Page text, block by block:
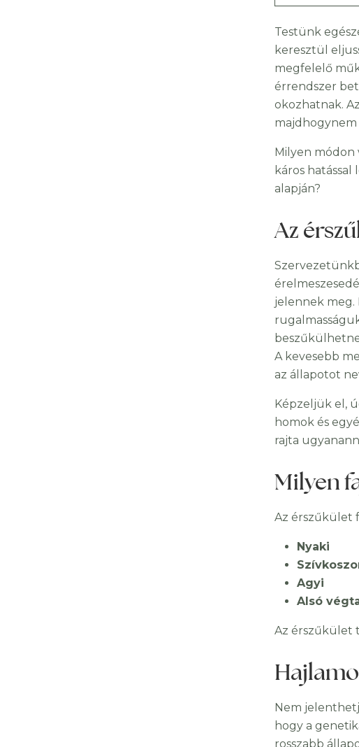
Testünk
keresztül
megfelelő
érrendszer
okozhatnak.
Milyen módon
káros
alapján?
Az
jelennek meg.
A kevesebb
az állapotot
Képzeljük el,
homok és
rajta
Milyen
Az érszűkület
Nyaki
Agyi
Alsó
Az érszűkület
Nem
hogy a
rosszabb